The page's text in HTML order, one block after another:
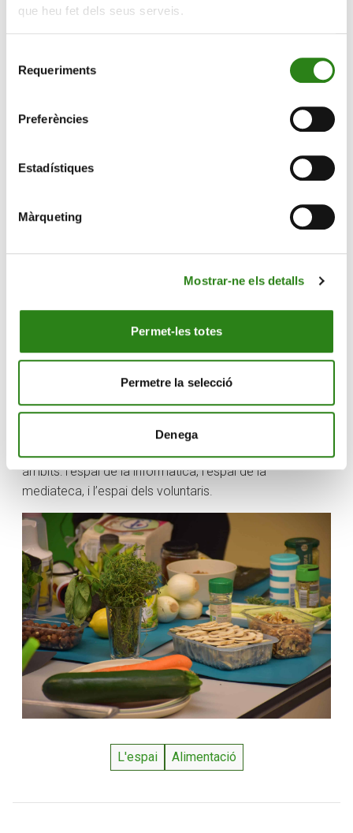
que heu fet dels seus serveis.
Requeriments
Preferències
Estadístiques
Màrqueting
Mostrar-ne els detalls
Permet-les totes
Permetre la selecció
Denega
comparació amb els patés d’origen animal, aquests
aroma més atractiva. «Són opcions molt fàcils de
un àpat» ha assegurat la dietista.
Fundació Crèdit Andorrà posa a disposició del col·lectiu
de gent gran. Ofereix un ampli ventall de recursos
pensats perquè les persones grans es mantinguin
àmbits: l’espai de la informàtica, l’espai de la
mediateca, i l’espai dels voluntaris.
L'espai Alimentació